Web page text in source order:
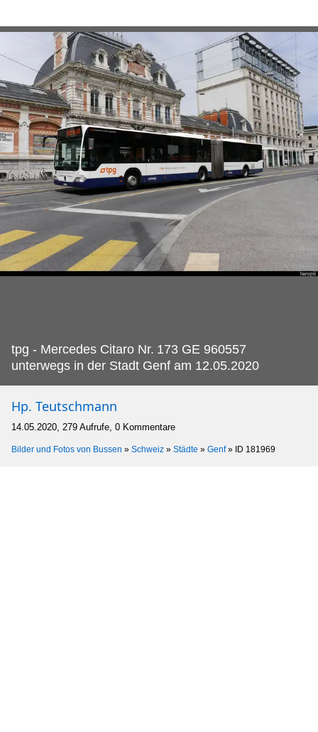
tpg - Mercedes Citaro Nr. 173 GE 960557
unterwegs in der Stadt Genf am 12.05.2020
Hp. Teutschmann
14.05.2020, 279 Aufrufe, 0 Kommentare
Bilder und Fotos von Bussen » Schweiz » Städte » Genf» ID 181969